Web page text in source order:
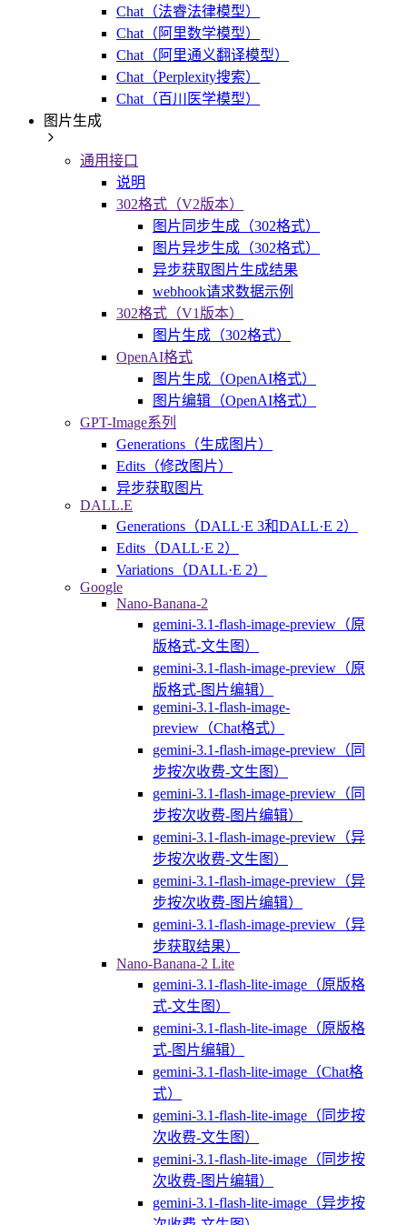
Chat（法睿法律模型）
Chat（阿里数学模型）
Chat（阿里通义翻译模型）
Chat（Perplexity搜索）
Chat（百川医学模型）
图片生成
通用接口
说明
302格式（V2版本）
图片同步生成（302格式）
图片异步生成（302格式）
异步获取图片生成结果
webhook请求数据示例
302格式（V1版本）
图片生成（302格式）
OpenAI格式
图片生成（OpenAI格式）
图片编辑（OpenAI格式）
GPT-Image系列
Generations（生成图片）
Edits（修改图片）
异步获取图片
DALL.E
Generations（DALL·E 3和DALL·E 2）
Edits（DALL·E 2）
Variations（DALL·E 2）
Google
Nano-Banana-2
gemini-3.1-flash-image-preview（原
版格式-文生图）
gemini-3.1-flash-image-preview（原
版格式-图片编辑）
gemini-3.1-flash-image-
preview（Chat格式）
gemini-3.1-flash-image-preview（同
步按次收费-文生图）
gemini-3.1-flash-image-preview（同
步按次收费-图片编辑）
gemini-3.1-flash-image-preview（异
步按次收费-文生图）
gemini-3.1-flash-image-preview（异
步按次收费-图片编辑）
gemini-3.1-flash-image-preview（异
步获取结果）
Nano-Banana-2 Lite
gemini-3.1-flash-lite-image（原版格
式-文生图）
gemini-3.1-flash-lite-image（原版格
式-图片编辑）
gemini-3.1-flash-lite-image（Chat格
式）
gemini-3.1-flash-lite-image（同步按
次收费-文生图）
gemini-3.1-flash-lite-image（同步按
次收费-图片编辑）
gemini-3.1-flash-lite-image（异步按